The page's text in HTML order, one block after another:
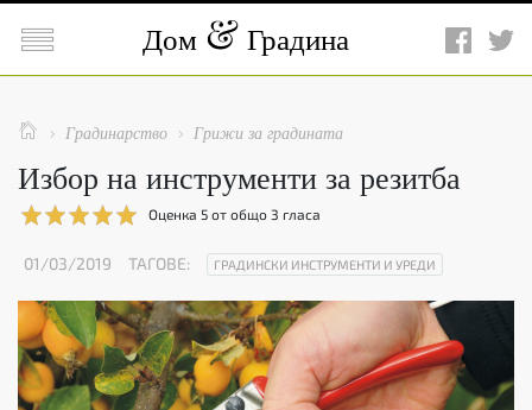
 Дом Градина
  Градинарство  Грижи за градината
Избор на инструменти за резитба
Оценка 5 от общо 3 гласа
01/03/2019 ТАГОВЕ: ГРАДИНСКИ ИНСТРУМЕНТИ И УРЕДИ